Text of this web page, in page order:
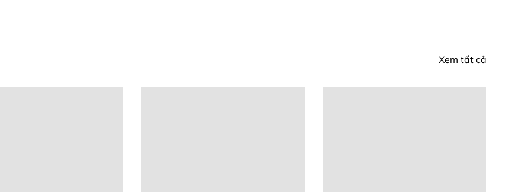
Xem tất cả